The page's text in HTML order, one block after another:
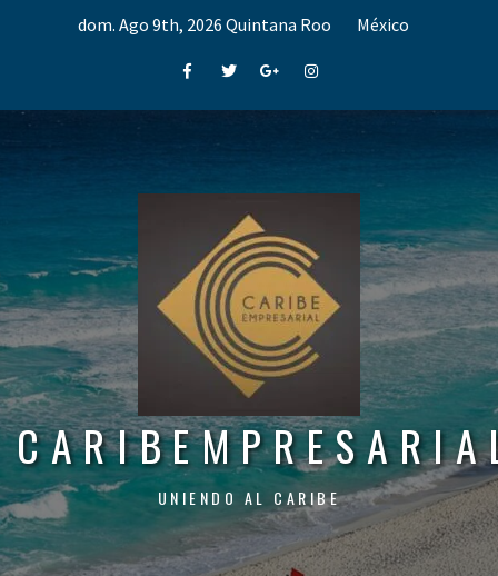
dom. Ago 9th, 2026 Quintana Roo México
FacebookTwitterGoogle+Instagram
UNIENDO AL CARIBE